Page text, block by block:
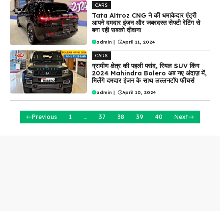
CARS
Tata Altroz CNG ने की धमाकेदार एंट्री
आपने दमदार इंजन और जबरदस्त सेफ्टी रेटिंग से
बना रही सबको दीवाना
admin | April 11, 2024
CARS
ग्रामीण क्षेत्र की पहली पसंद, रियल SUV किंग
2024 Mahindra Bolero अब नए अंदाज़ में,
मिलेंगे दमदार इंजन के साथ लल्लनटॉप फीचर्स
admin | April 10, 2024
Previous 1 … 37 38 39 40 Next